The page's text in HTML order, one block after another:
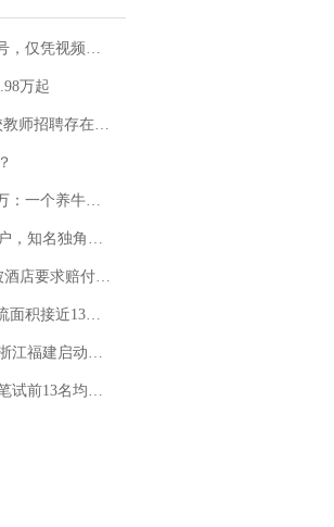
中国烹饪协会回应
万起
动问责程序 副校长被停职
户的贷款买单丨红星调查
期与美国交管局保持沟通，对方表示肯定”
瓷定制！网友一查价格，吵翻了
13个浙江那么大
台风四级应急响应
招聘，成立调查组全面核查